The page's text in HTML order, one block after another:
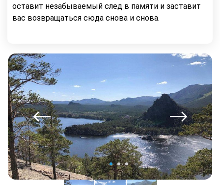
оставит незабываемый след в памяти и заставит
вас возвращаться сюда снова и снова.